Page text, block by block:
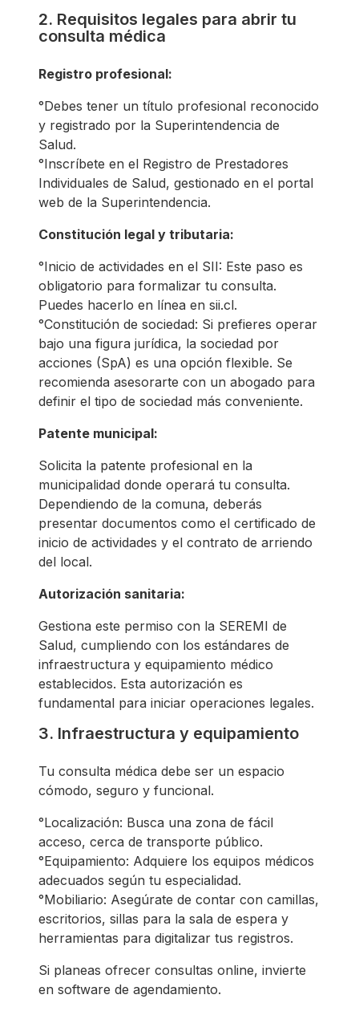
2. Requisitos legales para abrir tu
consulta médica
Registro profesional:
°Debes tener un título profesional reconocido
y registrado por la Superintendencia de
Salud.
°Inscríbete en el Registro de Prestadores
Individuales de Salud, gestionado en el portal
web de la Superintendencia.
Constitución legal y tributaria:
°Inicio de actividades en el SII: Este paso es
obligatorio para formalizar tu consulta.
Puedes hacerlo en línea en sii.cl.
°Constitución de sociedad: Si prefieres operar
bajo una figura jurídica, la sociedad por
acciones (SpA) es una opción flexible. Se
recomienda asesorarte con un abogado para
definir el tipo de sociedad más conveniente.
Patente municipal:
Solicita la patente profesional en la
municipalidad donde operará tu consulta.
Dependiendo de la comuna, deberás
presentar documentos como el certificado de
inicio de actividades y el contrato de arriendo
del local.
Autorización sanitaria:
Gestiona este permiso con la SEREMI de
Salud, cumpliendo con los estándares de
infraestructura y equipamiento médico
establecidos. Esta autorización es
fundamental para iniciar operaciones legales.
3. Infraestructura y equipamiento
Tu consulta médica debe ser un espacio
cómodo, seguro y funcional.
°Localización: Busca una zona de fácil
acceso, cerca de transporte público.
°Equipamiento: Adquiere los equipos médicos
adecuados según tu especialidad.
°Mobiliario: Asegúrate de contar con camillas,
escritorios, sillas para la sala de espera y
herramientas para digitalizar tus registros.
Si planeas ofrecer consultas online, invierte
en software de agendamiento.